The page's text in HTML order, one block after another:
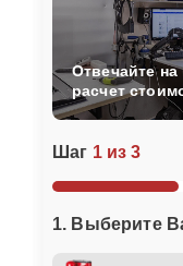
Шаг 1 из 3
1. Выберите
Отвечайте
расчет